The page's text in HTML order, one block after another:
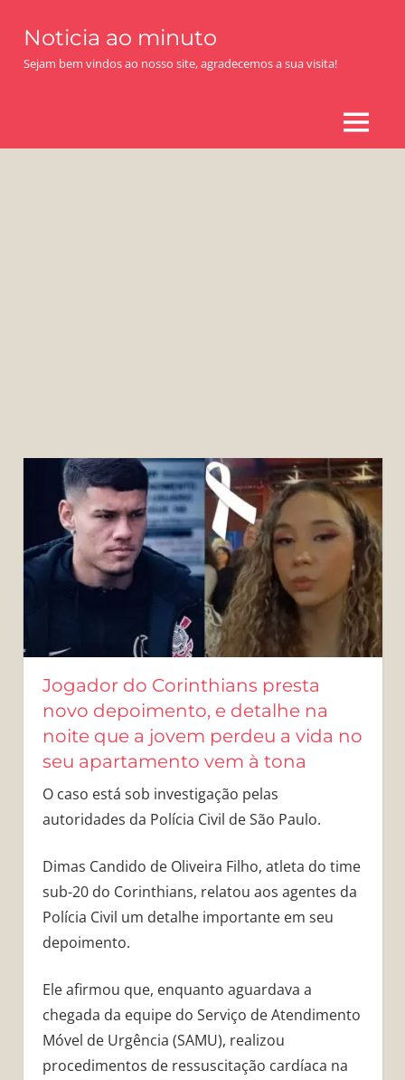
content
Noticia ao minuto
Sejam bem vindos ao nosso site, agradecemos a sua visita!
MENU
Jogador do Corinthians presta
novo depoimento, e detalhe na
noite que a jovem perdeu a vida no
seu apartamento vem à tona
O caso está sob investigação pelas
autoridades da Polícia Civil de São Paulo.
Dimas Candido de Oliveira Filho, atleta do time
sub-20 do Corinthians, relatou aos agentes da
Polícia Civil um detalhe importante em seu
depoimento.
Ele afirmou que, enquanto aguardava a
chegada da equipe do Serviço de Atendimento
Móvel de Urgência (SAMU), realizou
procedimentos de ressuscitação cardíaca na